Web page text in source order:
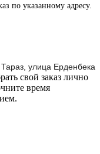
по указанному адресу.
улица Ерденбека
свой заказ лично
время